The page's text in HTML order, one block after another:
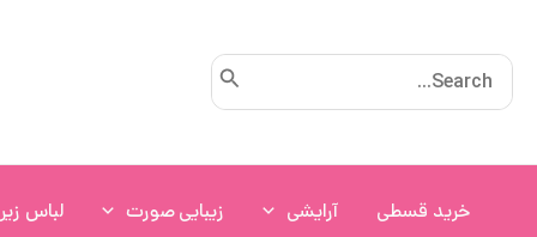
Search
for:
خرید قسطی آرایشی زیبایی صورت لباس زیر